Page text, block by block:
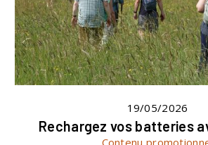
19/05/2026
Rechargez vos batteries